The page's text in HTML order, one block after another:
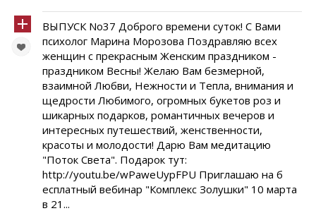
ВЫПУСК No37 Доброго времени суток! С Вами
психолог Марина Морозова Поздравляю всех
женщин с прекрасным Женским праздником -
праздником Весны! Желаю Вам безмерной,
взаимной Любви, Нежности и Тепла, внимания и
щедрости Любимого, огромных букетов роз и
шикарных подарков, романтичных вечеров и
интересных путешествий, женственности,
красоты и молодости! Дарю Вам медитацию
"Поток Света". Подарок тут:
http://youtu.be/wPaweUypFPU Приглашаю на б
есплатный вебинар "Комплекс Золушки" 10 марта
в 21...